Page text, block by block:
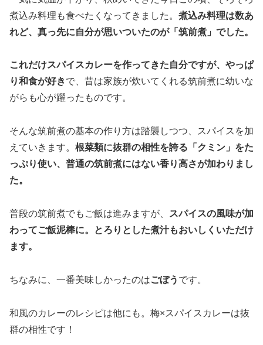
煮込み料理も食べたくなってきました。 煮込み料理は数あ
れど、真っ先に自分が思いついたのが「筑前煮」でした。
これだけスパイスカレーを作ってきた自分ですが、やっぱ
り和食が好きで、昔は家族が炊いてくれる筑前煮に幼いな
がらも心が躍ったものです。
そんな筑前煮の基本の作り方は踏襲しつつ、スパイスを加
えていきます。 根菜類に抜群の相性を誇る「クミン」をた
っぷり使い、普通の筑前煮にはない香り高さが加わりまし
た。
普段の筑前煮でもご飯は進みますが、
スパイスの風味が加
わってご飯泥棒に。とろりとした煮汁もおいしくいただけ
ます。
ちなみに、一番美味しかったのはごぼう です。
和風のカレーのレシピは他にも。梅×スパイスカレーは抜
群の相性です！